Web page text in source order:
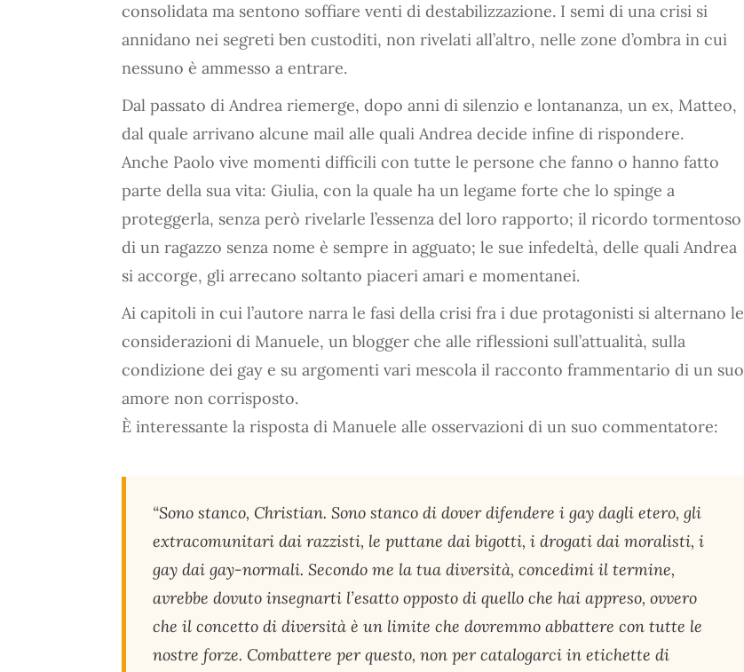
consolidata ma sentono soffiare venti di destabilizzazione. I semi di una crisi si
annidano nei segreti ben custoditi, non rivelati all’altro, nelle zone d’ombra in cui
nessuno è ammesso a entrare.
Dal passato di Andrea riemerge, dopo anni di silenzio e lontananza, un ex, Matteo,
dal quale arrivano alcune mail alle quali Andrea decide infine di rispondere.
Anche Paolo vive momenti difficili con tutte le persone che fanno o hanno fatto
parte della sua vita: Giulia, con la quale ha un legame forte che lo spinge a
proteggerla, senza però rivelarle l’essenza del loro rapporto; il ricordo tormentoso
di un ragazzo senza nome è sempre in agguato; le sue infedeltà, delle quali Andrea
si accorge, gli arrecano soltanto piaceri amari e momentanei.
Ai capitoli in cui l’autore narra le fasi della crisi fra i due protagonisti si alternano le
considerazioni di Manuele, un blogger che alle riflessioni sull’attualità, sulla
condizione dei gay e su argomenti vari mescola il racconto frammentario di un suo
amore non corrisposto.
È interessante la risposta di Manuele alle osservazioni di un suo commentatore:
“Sono stanco, Christian. Sono stanco di dover difendere i gay dagli etero, gli
extracomunitari dai razzisti, le puttane dai bigotti, i drogati dai moralisti, i
gay dai gay-normali. Secondo me la tua diversità, concedimi il termine,
avrebbe dovuto insegnarti l’esatto opposto di quello che hai appreso, ovvero
che il concetto di diversità è un limite che dovremmo abbattere con tutte le
nostre forze. Combattere per questo, non per catalogarci in etichette di